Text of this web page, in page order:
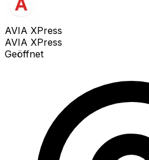
AVIA XPress
AVIA XPress
Geöffnet